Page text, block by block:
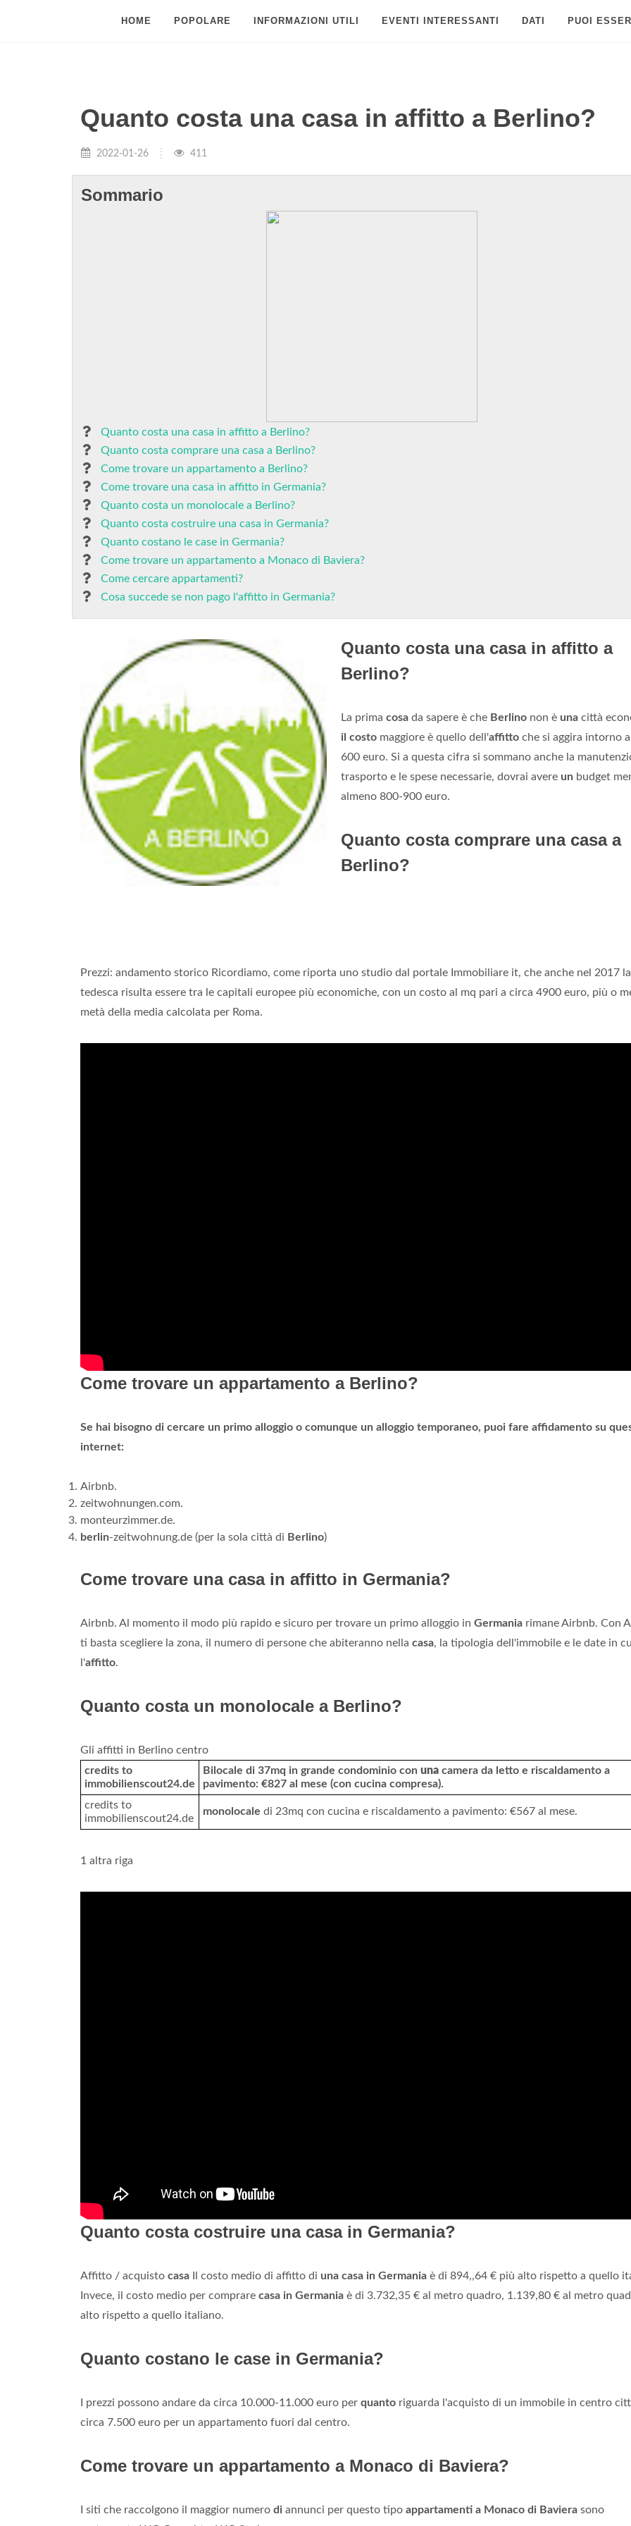
HOME POPOLARE INFORMAZIONI UTILI EVENTI INTERESSANTI DATI PUOI
Quanto costa una casa in affitto a Berlino?
2022-01-26 411
Sommario
Quanto costa una casa in affitto a Berlino?
Quanto costa comprare una casa a Berlino?
Come trovare un appartamento a Berlino?
Come trovare una casa in affitto in Germania?
Quanto costa un monolocale a Berlino?
Quanto costa costruire una casa in Germania?
Quanto costano le case in Germania?
Come trovare un appartamento a Monaco di Baviera?
Come cercare appartamenti?
Cosa succede se non pago l'affitto in Germania?
Quanto costa una casa in affitto a
Berlino?
La prima cosa da sapere è che Berlino non è una città
il costo maggiore è quello dell'affitto che si aggira intorno
600 euro. Si a questa cifra si sommano anche la
trasporto e le spese necessarie, dovrai avere un budget
almeno 800-900 euro.
Quanto costa comprare una casa a
Berlino?
Prezzi: andamento storico Ricordiamo, come riporta uno studio dal portale Immobiliare it, che anche nel 2017
tedesca risulta essere tra le capitali europee più economiche, con un costo al mq pari a circa 4900 euro, più o
metà della media calcolata per Roma.
Come trovare un appartamento a Berlino?
Se hai bisogno di cercare un primo alloggio o comunque un alloggio temporaneo, puoi fare affidamento su
internet:
Airbnb.
zeitwohnungen.com.
monteurzimmer.de.
berlin-zeitwohnung.de (per la sola città di Berlino)
Come trovare una casa in affitto in Germania?
Airbnb. Al momento il modo più rapido e sicuro per trovare un primo alloggio in Germania rimane Airbnb. Con
ti basta scegliere la zona, il numero di persone che abiteranno nella casa, la tipologia dell'immobile e le date in
l'affitto.
Quanto costa un monolocale a Berlino?
Gli affitti in Berlino centro
credits to
immobilienscout24.de
Bilocale di 37mq in grande condominio con una camera da letto e riscaldamento a
pavimento: €827 al mese (con cucina compresa).
credits to
immobilienscout24.de
monolocale di 23mq con cucina e riscaldamento a pavimento: €567 al mese.
1 altra riga
Quanto costa costruire una casa in Germania?
Affitto / acquisto casa Il costo medio di affitto di una casa in Germania è di 894,,64 € più alto rispetto a quello
Invece, il costo medio per comprare casa in Germania è di 3.732,35 € al metro quadro, 1.139,80 € al metro
alto rispetto a quello italiano.
Quanto costano le case in Germania?
I prezzi possono andare da circa 10.000-11.000 euro per quanto riguarda l'acquisto di un immobile in centro
circa 7.500 euro per un appartamento fuori dal centro.
Come trovare un appartamento a Monaco di Baviera?
I siti che raccolgono il maggior numero di annunci per questo tipo appartamenti a Monaco di Baviera sono